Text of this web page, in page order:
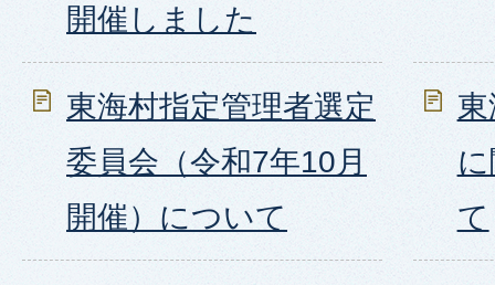
開催しました
東海村指定管理者選定
委員会（令和7年10月
開催）について
て